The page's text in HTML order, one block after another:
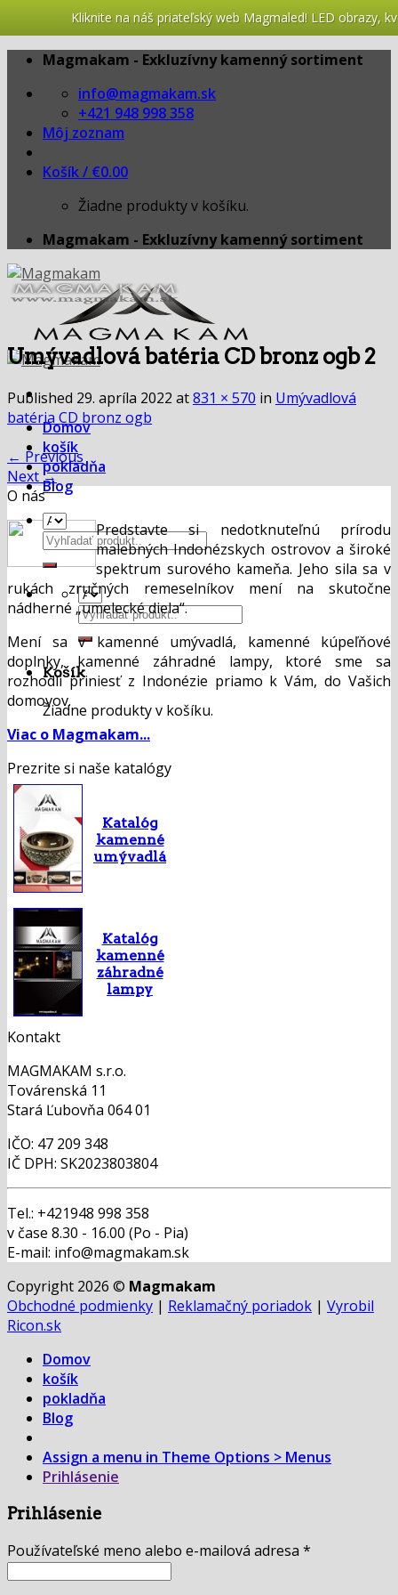
Skip
content
Magmakam - Exkluzívny kamenný sortiment
info@magmakam.sk
+421 948 998 358
Môj zoznam
Košík / €0.00
Žiadne produkty v košíku.
Magmakam - Exkluzívny kamenný sortiment
Domov
košík
pokladňa
Blog
Hľadať:
Hľadať:
Košík
Žiadne produkty v košíku.
Umývadlová batéria CD bronz ogb 2
Published 29. apríla 2022 at831 × 570 in Umývadlová
batéria CD bronz ogb
← Previous
Next →
O nás
Predstavte si nedotknuteľnú prírodu
malebných Indonézskych ostrovov a široké
spektrum surového kameňa. Jeho sila sa v
rukách zručných remeselníkov mení na skutočne
nádherné „umelecké diela“.
Mení sa v kamenné umývadlá, kamenné kúpeľňové
doplnky, kamenné záhradné lampy, ktoré sme sa
rozhodli priniesť z Indonézie priamo k Vám, do Vašich
domovov.
Viac o Magmakam...
Prezrite si naše katalógy
Katalóg
kamenné
umývadlá
Katalóg
kamenné
záhradné
lampy
Kontakt
MAGMAKAM s.r.o.
Továrenská 11
Stará Ľubovňa 064 01
IČO: 47 209 348
IČ DPH: SK2023803804
Tel.: +421948 998 358
v čase 8.30 - 16.00 (Po - Pia)
E-mail: info@magmakam.sk
Copyright 2026 © Magmakam
Obchodné podmienky | Reklamačný poriadok | Vyrobil
Ricon.sk
Domov
košík
pokladňa
Blog
Assign a menu in Theme Options > Menus
Prihlásenie
Kliknite na náš priateľský web Magmaled! LED obrazy,
Prihlásenie
Používateľské meno alebo e-mailová adresa *